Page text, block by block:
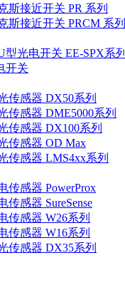
斯接近开关 PR 系列
斯接近开关 PRCM 系列
型光电开关 EE-SPX系列
开关
传感器 DX50系列
传感器 DME5000系列
传感器 DX100系列
传感器 OD Max
传感器 LMS4xx系列
传感器 PowerProx
传感器 SureSense
传感器 W26系列
传感器 W16系列
传感器 DX35系列